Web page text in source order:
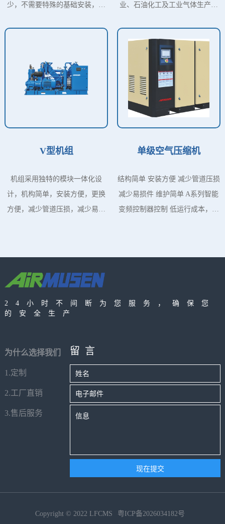
少，不需要特殊的基础安装，可
业、石油化工及工业气体生产等
V型机组
机组采用独特的模块一体化设
计，机构简单，安装方便，更换
方便，减少管道压损，减少易损
单级空气压缩机
结构简单 安装方便 减少管道压损
减少易损件 维护简单 A系列智能
变频控制器控制 低运行成本，低
24小时不间断为您服务，确保您
的安全生产
为什么选择我们
1.定制
2.工厂直销
3.售后服务
留言
Copyright © 2022 LFCMS 粤ICP备2026034182号